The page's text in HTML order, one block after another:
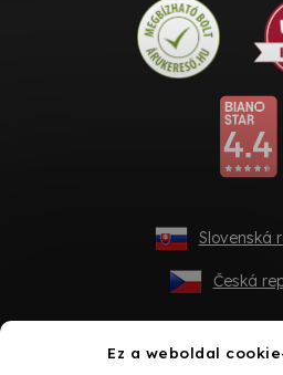
Ez a weboldal
Slovenská
Česká